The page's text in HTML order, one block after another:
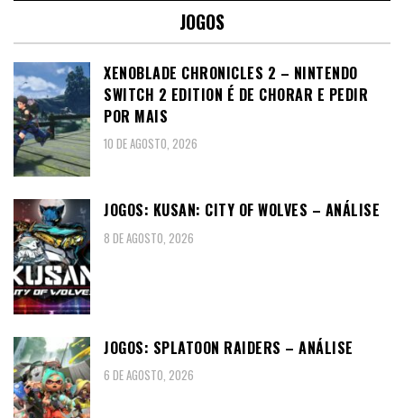
JOGOS
XENOBLADE CHRONICLES 2 – NINTENDO
SWITCH 2 EDITION É DE CHORAR E PEDIR
POR MAIS
10 DE AGOSTO, 2026
JOGOS: KUSAN: CITY OF WOLVES – ANÁLISE
8 DE AGOSTO, 2026
JOGOS: SPLATOON RAIDERS – ANÁLISE
6 DE AGOSTO, 2026